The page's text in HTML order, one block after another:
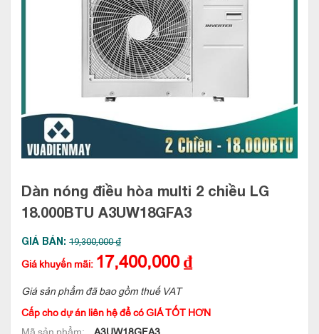
Dàn nóng điều hòa multi 2 chiều LG
18.000BTU A3UW18GFA3
GIÁ BÁN: 19,300,000 ₫
Giá khuyến mãi: 17,400,000₫
Giá sản phẩm đã bao gồm thuế VAT
Cấp cho dự án liên hệ để có GIÁ TỐT HƠN
Mã sản phẩm:
A3UW18GFA3